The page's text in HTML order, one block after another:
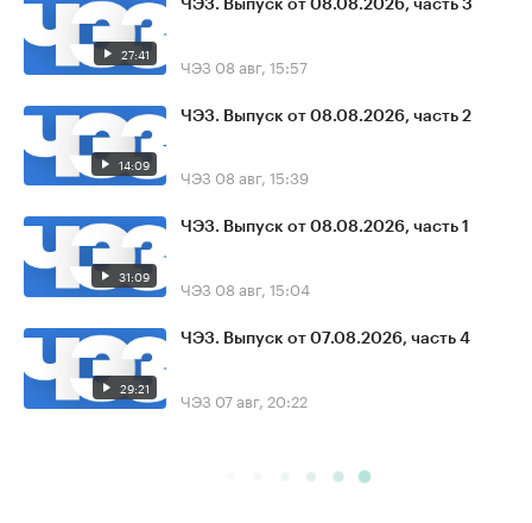
27:41
ЧЭЗ. Выпуск от 08.08.2026, часть 3
ЧЭЗ 08 авг, 15:57
14:09
ЧЭЗ. Выпуск от 08.08.2026, часть 2
ЧЭЗ 08 авг, 15:39
31:09
ЧЭЗ. Выпуск от 08.08.2026, часть 1
ЧЭЗ 08 авг, 15:04
29:21
ЧЭЗ. Выпуск от 07.08.2026, часть 4
ЧЭЗ 07 авг, 20:22